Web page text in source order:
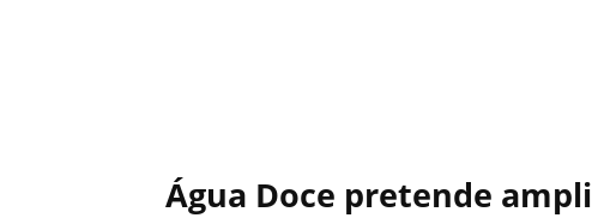
Água Doce pretende